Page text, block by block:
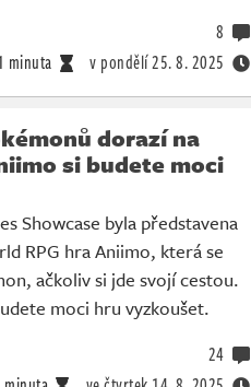
minuta v pondělí25. 8. 2025
8
dorazí na
si budete moci
Showcase byla představena
RPG hra Aniimo, která se
ačkoliv si jde svojí cestou.
moci hru vyzkoušet.
24